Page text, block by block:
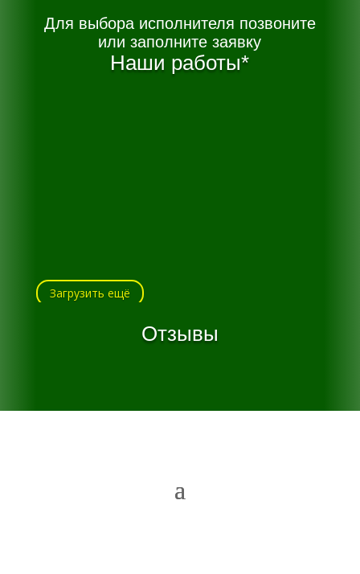
Для выбора исполнителя позвоните
или заполните заявку
Наши работы*
Загрузить ещё
Отзывы